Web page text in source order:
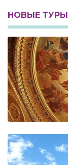
НОВЫЕ